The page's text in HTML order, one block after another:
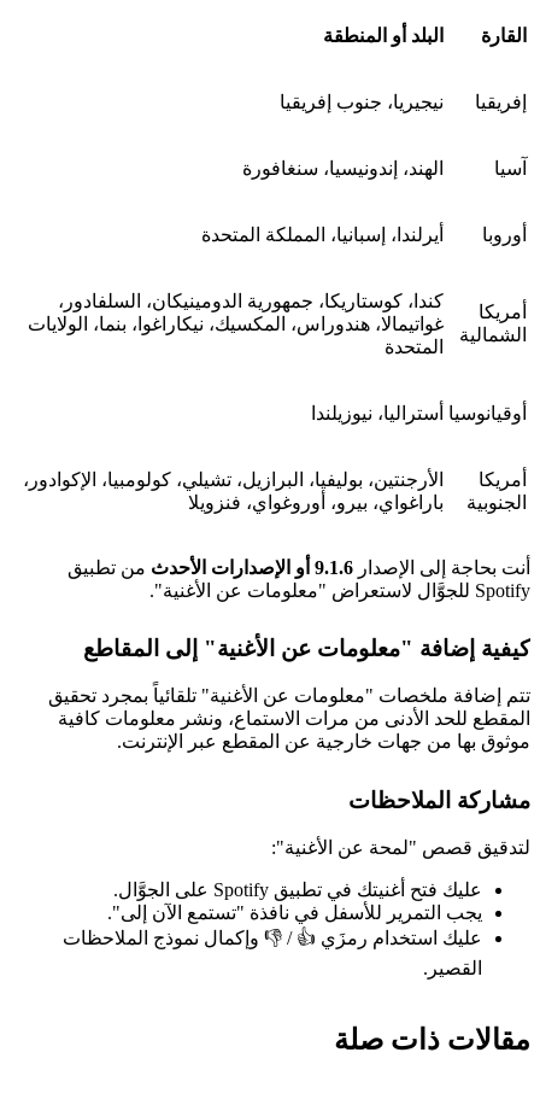
القارة البلد أو المنطقة
إفريقيا نيجيريا، جنوب إفريقيا
آسيا الهند، إندونيسيا، سنغافورة
أوروبا أيرلندا، إسبانيا، المملكة المتحدة
أمريكا
الشمالية
كندا، كوستاريكا، جمهورية الدومينيكان، السلفادور،
غواتيمالا، هندوراس، المكسيك، نيكاراغوا، بنما، الولايات
المتحدة
أوقيانوسيا أستراليا، نيوزيلندا
أمريكا
الجنوبية
الأرجنتين، بوليفيا، البرازيل، تشيلي، كولومبيا، الإكوادور،
باراغواي، بيرو، أوروغواي، فنزويلا
أنت بحاجة إلى الإصدار 9.1.6 أو الإصدارات الأحدث
من تطبيق
Spotify للجوَّال لاستعراض "معلومات عن الأغنية".
كيفية إضافة "معلومات عن الأغنية" إلى المقاطع
تتم إضافة ملخصات "معلومات عن الأغنية" تلقائياً بمجرد تحقيق
المقطع للحد الأدنى من مرات الاستماع، ونشر معلومات كافية
موثوق بها من جهات خارجية عن المقطع عبر الإنترنت.
مشاركة الملاحظات
لتدقيق قصص "لمحة عن الأغنية":
عليك فتح أغنيتك في تطبيق Spotify على الجوَّال.
يجب التمرير للأسفل في نافذة "تستمع الآن إلى".
عليك استخدام رمزَي 👍 / 👎 وإكمال نموذج الملاحظات
القصير.
مقالات ذات صلة